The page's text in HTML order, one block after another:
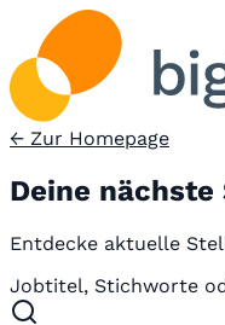
← Zur Homepage
Deine
Entdecke aktuelle
Jobtitel, Stichworte